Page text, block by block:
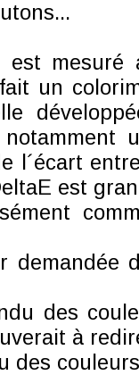
mesuré
un
l´écart
est
des
à
des